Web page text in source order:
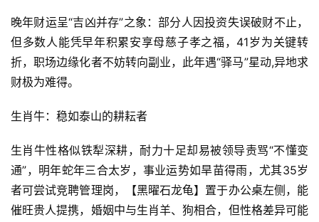
晚年财运呈“吉凶并存”之象：部分人因投资失误破财不止，
但多数人能凭早年积累安享母慈子孝之福，41岁为关键转
折，职场边缘化者不妨转向副业，此年遇“驿马”星动,异地求
财极为难得。
生肖牛：稳如泰山的耕耘者
生肖牛性格似铁犁深耕，耐力十足却易被领导责骂“不懂变
通”，明年蛇年三合太岁，事业运势如旱苗得雨，尤其35岁
者可尝试竞聘管理岗，【黑曜石龙龟】置于办公桌左侧，能
催旺贵人提携，婚姻中与生肖羊、狗相合，但性格差异可能